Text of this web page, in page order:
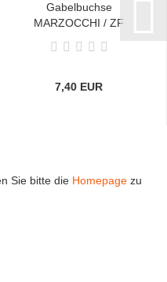
Gabelbuchse
MARZOCCHI / ZF
Aussenrohr...
7,40 EUR
Sie bitte die Homepage zu